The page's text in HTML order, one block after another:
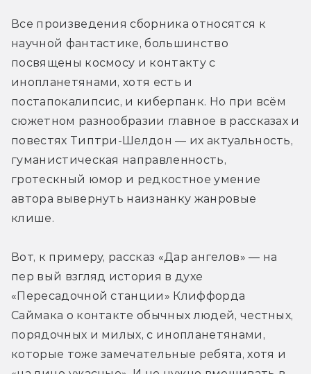
Все произведения сборника относятся к
научной фантастике, большинство
посвящены космосу и контакту с
инопланетянами, хотя есть и
постапокалипсис, и киберпанк. Но при всём
сюжетном разнообразии главное в рассказах и
повестях Типтри-Шелдон — их актуальность,
гуманистическая направленность,
гротескный юмор и редкостное умение
автора вывернуть наизнанку жанровые
клише.
Вот, к примеру, рассказ «Дар ангелов» — на
пер вый взгляд история в духе
«Пересадочной станции» Клиффорда
Саймака о контакте обычных людей, честных,
порядочных и милых, с инопланетянами,
которые тоже замечательные ребята, хотя и